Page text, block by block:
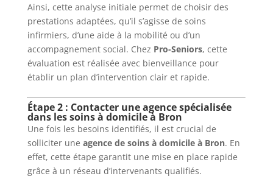
Ainsi, cette analyse initiale permet de choisir des
prestations adaptées, qu’il s’agisse de soins
infirmiers, d’une aide à la mobilité ou d’un
accompagnement social. Chez Pro-Seniors, cette
évaluation est réalisée avec bienveillance pour
établir un plan d’intervention clair et rapide.
Étape 2 : Contacter une agence spécialisée
dans les soins à domicile à Bron
Une fois les besoins identifiés, il est crucial de
solliciter une agence de soins à domicile à Bron. En
effet, cette étape garantit une mise en place rapide
grâce à un réseau d’intervenants qualifiés.